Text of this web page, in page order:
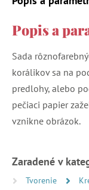
Popis a
Sada
korálikov sa na
predlohy, alebo
pečiaci papier
vznikne obrázok.
Zaradené v
Tvorenie